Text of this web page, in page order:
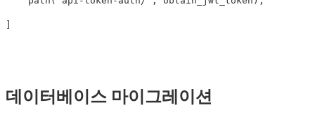
데이터베이스 마이그레이션